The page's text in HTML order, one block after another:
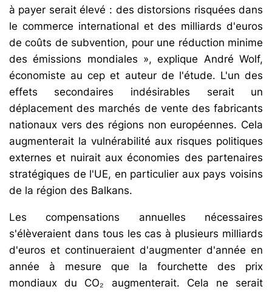
à payer serait élevé : des distorsions risquées dans
le commerce international et des milliards d'euros
de coûts de subvention, pour une réduction minime
des émissions mondiales », explique André Wolf,
économiste au cep et auteur de l'étude. L'un des
effets secondaires indésirables serait un
déplacement des marchés de vente des fabricants
nationaux vers des régions non européennes. Cela
augmenterait la vulnérabilité aux risques politiques
externes et nuirait aux économies des partenaires
stratégiques de l'UE, en particulier aux pays voisins
de la région des Balkans.
Les compensations annuelles nécessaires
s'élèveraient dans tous les cas à plusieurs milliards
d'euros et continueraient d'augmenter d'année en
année à mesure que la fourchette des prix
mondiaux du CO₂ augmenterait. Cela ne serait